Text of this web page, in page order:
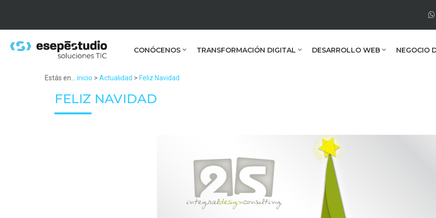
CONÓCENOS TRANSFORMACIÓN DIGITAL DESARROLLO WEB NEGOCIO
Estás en... inicio > Actualidad > Feliz Navidad
FELIZ NAVIDAD